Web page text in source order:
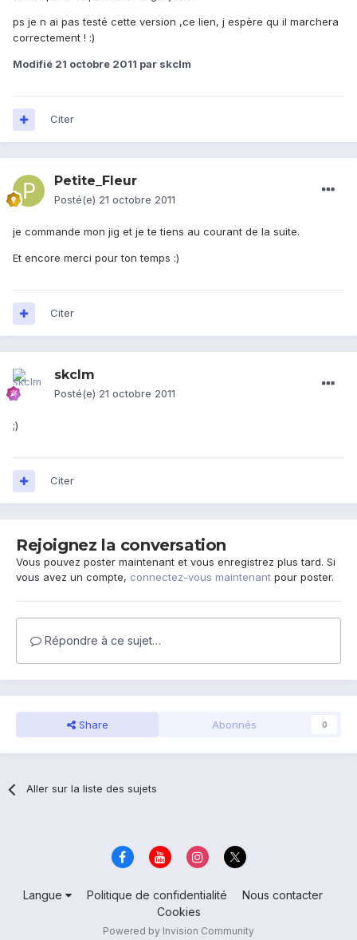
ps je n ai pas testé cette version ,ce lien, j espère qu il marchera
correctement ! :)
Modifié 21 octobre 2011 par skclm
Citer
Petite_Fleur
Posté(e) 21 octobre 2011
je commande mon jig et je te tiens au courant de la suite.
Et encore merci pour ton temps :)
Citer
skclm
Posté(e) 21 octobre 2011
;)
Citer
Rejoignez la conversation
Vous pouvez poster maintenant et vous enregistrez plus tard. Si
vous avez un compte, connectez-vous maintenant pour poster.
Répondre à ce sujet…
Share Abonnés 0
Aller sur la liste des sujets
Langue Politique de confidentialité
Nous contacter
Cookies
Powered by Invision Community